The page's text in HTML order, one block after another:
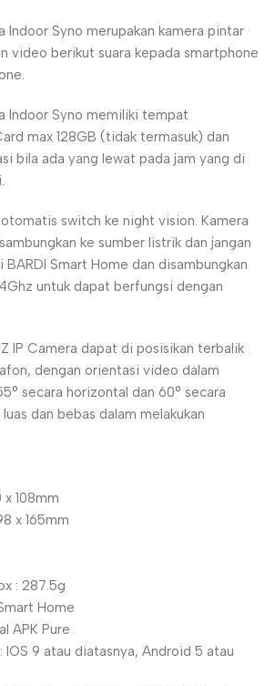
Indoor Syno merupakan kamera pintar
video berikut suara kepada smartphone
Indoor Syno memiliki tempat
max 128GB (tidak termasuk) dan
bila ada yang lewat pada jam yang di
switch ke night vision. Kamera
ke sumber listrik dan jangan
Smart Home dan disambungkan
untuk dapat berfungsi dengan
IP Camera dapat di posisikan terbalik
dengan orientasi video dalam
secara horizontal dan 60° secara
dan bebas dalam melakukan
x 108mm
x 165mm
: 287.5g
Home
APK Pure
IOS 9 atau diatasnya, Android 5 atau